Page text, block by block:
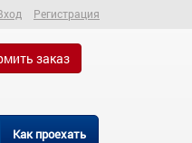
Регистрация
заказ
Как проехать